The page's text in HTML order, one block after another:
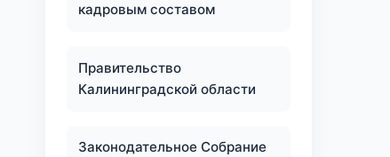
кадровым составом
Правительство
Калининградской области
Законодательное Собрание